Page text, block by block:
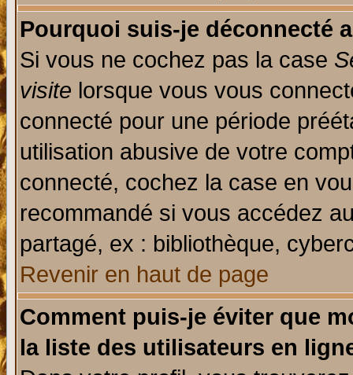
Pourquoi suis-je déconnecté
Si vous ne cochez pas la case
visite lorsque vous vous
connecté pour une période
utilisation abusive de votre
connecté, cochez la case en
recommandé si vous accédez
partagé, ex : bibliothèque,
Revenir en haut de page
Comment puis-je éviter que
la liste des utilisateurs en